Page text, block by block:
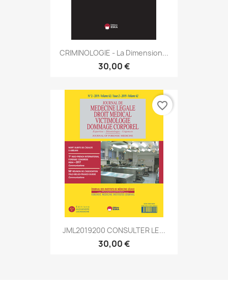
CRIMINOLOGIE - La Dimension...
30,00 €
JML2019200 CONSULTER LE...
30,00 €
favorite_border